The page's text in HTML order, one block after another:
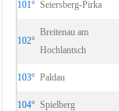
101° Seiersberg-Pirka
102°
Breitenau am
Hochlantsch
103° Paldau
104° Spielberg